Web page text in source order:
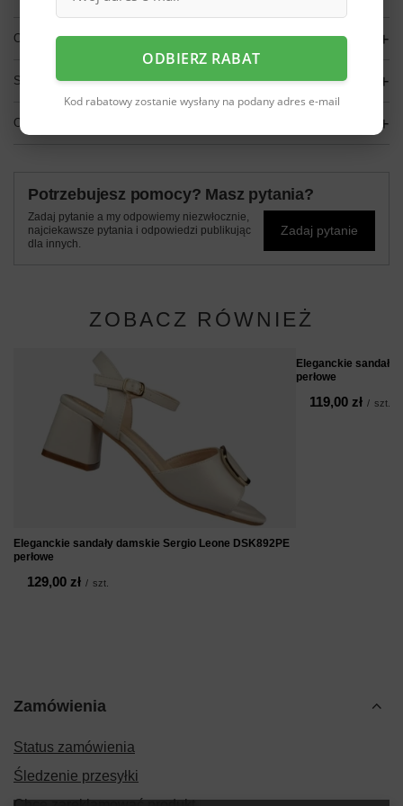
OPIS
SZCZEGÓŁOWE DANE
OPINIE
Potrzebujesz pomocy? Masz pytania?
Zadaj pytanie a my odpowiemy niezwłocznie,
najciekawsze pytania i odpowiedzi publikując
dla innych.
Zadaj pytanie
ZOBACZ RÓWNIEŻ
Eleganckie sandały damskie Sergio Leone DSK892PE
perłowe
129,00 zł / szt.
Eleganckie sandały
perłowe
119,00 zł / szt.
Zamówienia
Status zamówienia
Śledzenie przesyłki
ODBIERZ RABAT
Kod rabatowy zostanie wysłany na podany adres e-mail